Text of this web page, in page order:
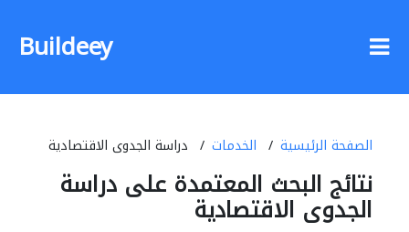
Buildeey
الصفحة الرئيسية الخدمات دراسة الجدوى الاقتصادية
نتائج البحث المعتمدة على دراسة
الجدوى الاقتصادية